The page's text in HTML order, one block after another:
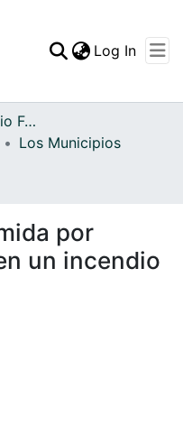
Statistics
Log In
Archivo del Patrimonio Fotográfico y Fílmico del Valle del Cauca
Los Municipios
por
un incendio